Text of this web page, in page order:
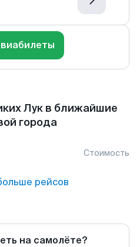
Лук в ближайшие
города
Стоимость
рейсов
на самолёте?